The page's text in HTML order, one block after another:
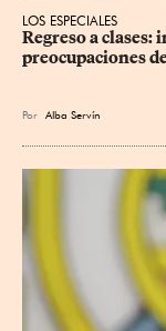
LOS ESPECIALES
Regreso a
preocupaciones
Por Alba Servín